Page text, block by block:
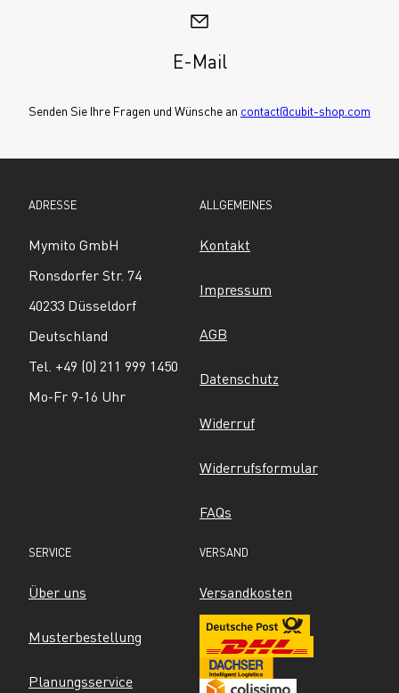
E-Mail
Senden Sie Ihre Fragen und Wünsche an contact@cubit-shop.com
ADRESSE
Mymito GmbH
Ronsdorfer Str. 74
40233 Düsseldorf
Deutschland
Tel. +49 (0) 211 999 1450
Mo-Fr 9-16 Uhr
ALLGEMEINES
Kontakt
Impressum
AGB
Datenschutz
Widerruf
Widerrufsformular
FAQs
SERVICE
Über uns
Musterbestellung
Planungsservice
VERSAND
Versandkosten